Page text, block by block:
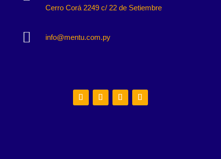
Cerro Corá 2249 c/ 22 de Setiembre
 info@mentu.com.py